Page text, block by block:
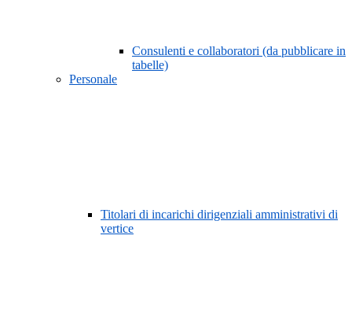
Consulenti e collaboratori (da pubblicare in
tabelle)
Personale
Titolari di incarichi dirigenziali amministrativi di
vertice